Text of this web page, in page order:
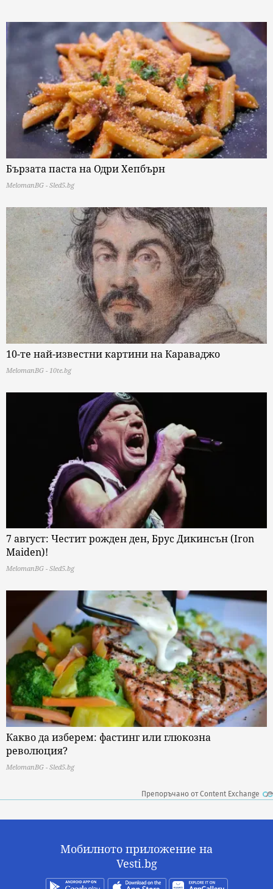
Бързата паста на Одри Хепбърн
MelomanBG - Sled5.bg
10-те най-известни картини на Караваджо
MelomanBG - 10te.bg
7 август: Честит рожден ден, Брус Дикинсън (Iron
Maiden)!
MelomanBG - Sled5.bg
Какво да изберем: фастинг или глюкозна
революция?
MelomanBG - Sled5.bg
Препоръчано от Content Exchange
Мобилното приложение на
Vesti.bg